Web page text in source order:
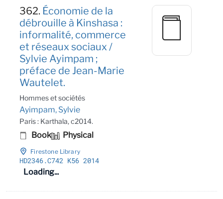
362. Économie de la
débrouille à Kinshasa :
informalité, commerce
et réseaux sociaux /
Sylvie Ayimpam ;
préface de Jean-Marie
Wautelet.
Hommes et sociétés
Ayimpam, Sylvie
Paris : Karthala, c2014.
Book Physical
Firestone Library
HD2346.C742 K56 2014
Loading...